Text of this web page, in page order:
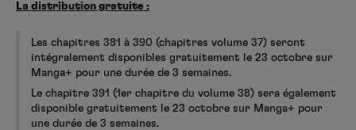
La distribution gratuite :
Les chapitres 381 à 390 (chapitres volume 37) seront
intégralement disponibles gratuitement le 23 octobre sur
Manga+ pour une durée de 3 semaines.
Le chapitre 391 (1er chapitre du volume 38) sera également
disponible gratuitement le 23 octobre sur Manga+ pour
une durée de 3 semaines.